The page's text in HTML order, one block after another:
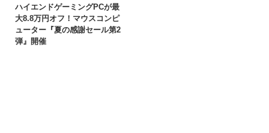
ハイエンドゲーミングPCが最
大8.8万円オフ！マウスコンピ
ューター『夏の感謝セール第2
弾』開催